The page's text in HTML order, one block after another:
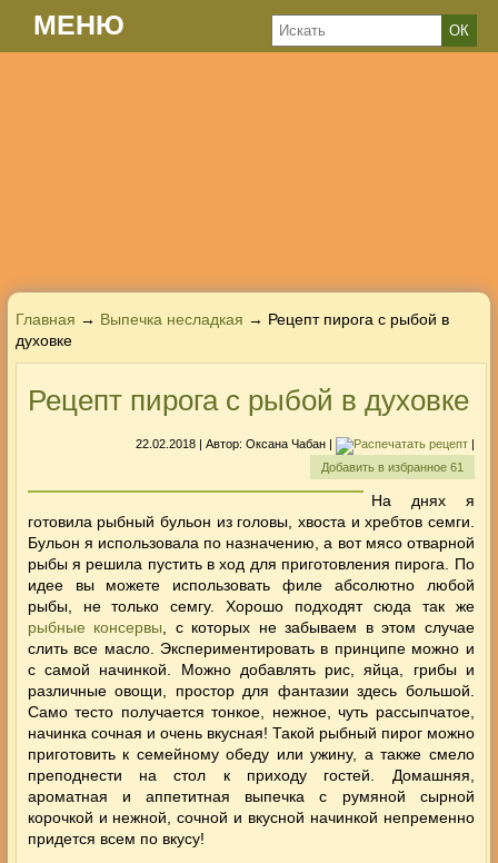
МЕНЮ
Главная → Выпечка несладкая → Рецепт пирога с рыбой в
духовке
Рецепт пирога с рыбой в духовке
22.02.2018 | Автор: Оксана Чабан|
|
Добавить в избранное 61
На днях я
готовила рыбный бульон из головы, хвоста и хребтов семги.
Бульон я использовала по назначению, а вот мясо отварной
рыбы я решила пустить в ход для приготовления пирога. По
идее вы можете использовать филе абсолютно любой
рыбы, не только семгу. Хорошо подходят сюда так же
рыбные консервы , с которых не забываем в этом случае
слить все масло.
Экспериментировать в принципе можно и
с самой начинкой. Можно добавлять рис, яйца, грибы и
различные овощи, простор для фантазии здесь большой.
Само тесто получается тонкое, нежное, чуть рассыпчатое,
начинка сочная и очень вкусная! Такой рыбный пирог можно
приготовить к семейному обеду или ужину, а также смело
преподнести на стол к приходу гостей. Домашняя,
ароматная и аппетитная выпечка с румяной сырной
корочкой и нежной, сочной и вкусной начинкой непременно
придется всем по вкусу!